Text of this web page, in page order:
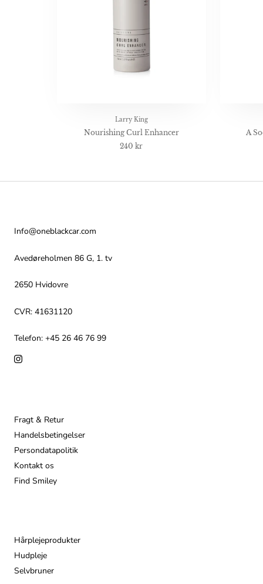
Larry King
Nourishing Curl Enhancer
240 kr
A
Info@oneblackcar.com
Avedøreholmen 86 G, 1. tv
2650 Hvidovre
CVR: 41631120
Telefon: +45 26 46 76 99
Fragt & Retur
Handelsbetingelser
Persondatapolitik
Kontakt os
Find Smiley
Hårplejeprodukter
Hudpleje
Selvbruner